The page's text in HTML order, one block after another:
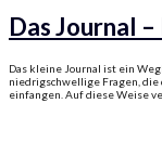
Das Journal
Das kleine Journal ist ein
niedrigschwellige Fragen, die
einfangen. Auf diese Weise